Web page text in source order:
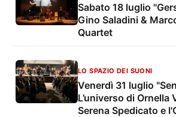
Sabato 18 luglio
Gino Saladini &
Quartet
LO SPAZIO DEI SUONI
Venerdì 31 luglio
L’universo di Ornella
Serena Spedicato e